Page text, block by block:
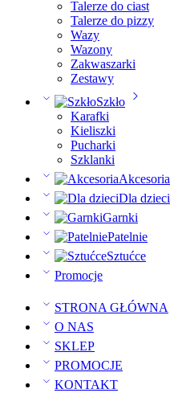
Talerze do ciast
Talerze do pizzy
Wazy
Wazony
Zakwaszarki
Zestawy
Szkło
Karafki
Kieliszki
Pucharki
Szklanki
Akcesoria
Dla dzieci
Garnki
Patelnie
Sztućce
Promocje
STRONA GŁÓWNA
O NAS
SKLEP
PROMOCJE
KONTAKT